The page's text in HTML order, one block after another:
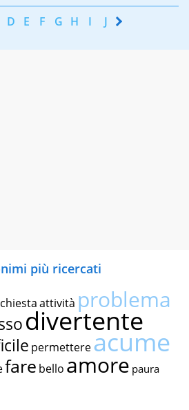
D E F G H I J K
più ricercati
attività problema
divertente
permettereacume
fare bello amore paura